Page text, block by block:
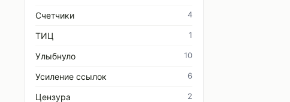
Счетчики 4
ТИЦ 1
Улыбнуло 10
Усиление ссылок 6
Цензура 2